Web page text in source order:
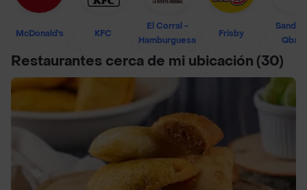
McDonald's KFC
El Corral -
Hamburguesa
Frisby
Restaurantes cerca de mi ubicación (30)